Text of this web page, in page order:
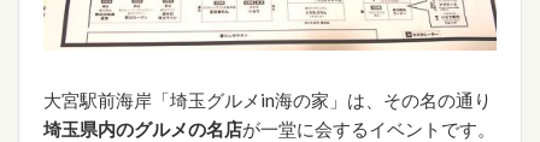
大宮駅前海岸「埼玉グルメin海の家」は、その名の通り
埼玉県内のグルメの名店が一堂に会するイベントです。